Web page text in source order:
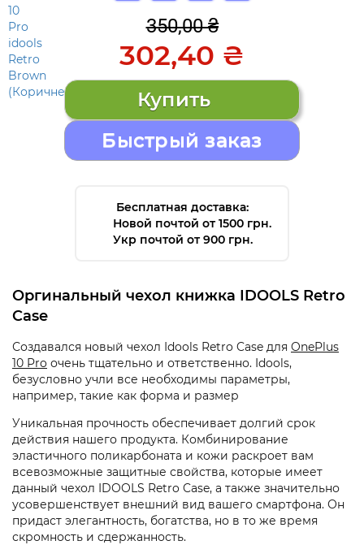
350,00 ₴
302,40 ₴
Быстрый заказ
Бесплатная доставка:
Новой почтой от 1500 грн.
Укр почтой от 900 грн.
Оргинальный чехол книжка IDOOLS Retro
Case
Создавался новый чехол Idools Retro Case для OnePlus
10 Pro очень тщательно и ответственно. Idools,
безусловно учли все необходимы параметры,
например, такие как форма и размер
Уникальная прочность обеспечивает долгий срок
действия нашего продукта. Комбинирование
эластичного поликарбоната и кожи раскроет вам
всевозможные защитные свойства, которые имеет
данный чехол IDOOLS Retro Case, а также значительно
усовершенствует внешний вид вашего смартфона. Он
придаст элегантность, богатства, но в то же время
скромность и сдержанность.